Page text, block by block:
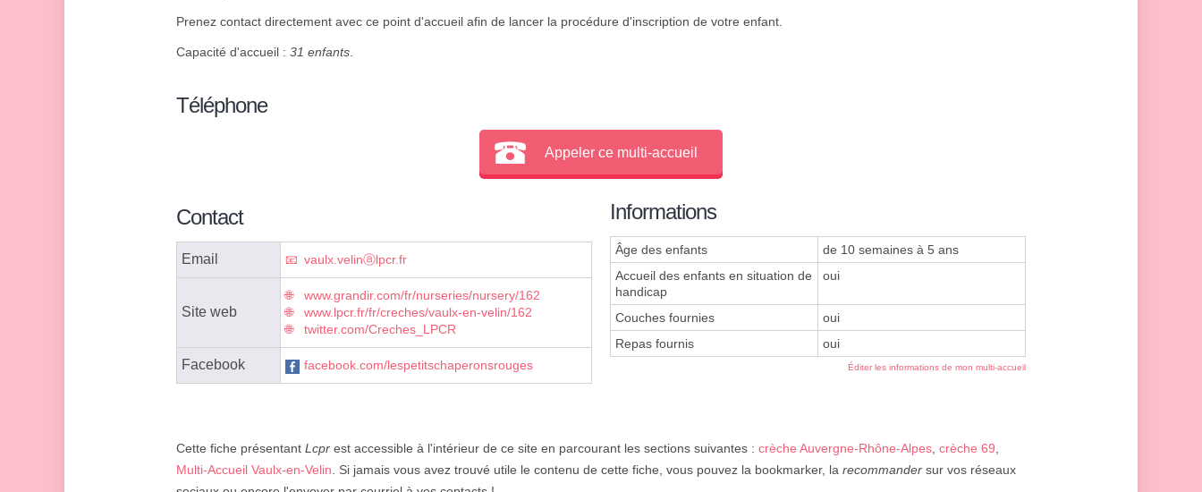
Prenez contact directement avec ce point d'accueil afin de lancer la procédure d'inscription de votre enfant.
Capacité d'accueil : 31 enfants.
Téléphone
Appeler ce multi-accueil
Contact
Email vaulx.velinⓐlpcr.fr
Site web
www.grandir.com/fr/nurseries/nursery/162
www.lpcr.fr/fr/creches/vaulx-en-velin/162
twitter.com/Creches_LPCR
Facebook facebook.com/lespetitschaperonsrouges
Informations
Âge des enfants
de 10 semaines à 5 ans
Accueil des enfants en situation de
handicap
oui
Couches fournies
oui
Repas fournis
oui
Éditer les informations de mon multi-accueil
Cette fiche présentant Lcpr est accessible à l'intérieur de ce site en parcourant les sections suivantes : crèche Auvergne-Rhône-Alpes, crèche 69,
Multi-Accueil Vaulx-en-Velin. Si jamais vous avez trouvé utile le contenu de cette fiche, vous pouvez la bookmarker, la recommander sur vos réseaux